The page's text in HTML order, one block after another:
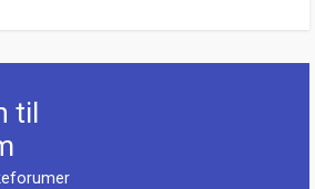
til